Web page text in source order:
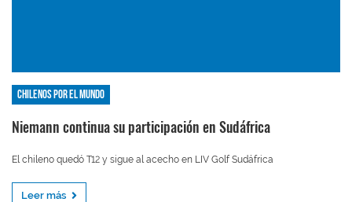
Chilenos por el mundo
Niemann continua su participación en Sudáfrica
El chileno quedó T12 y sigue al acecho en LIV Golf Sudáfrica
Leer más